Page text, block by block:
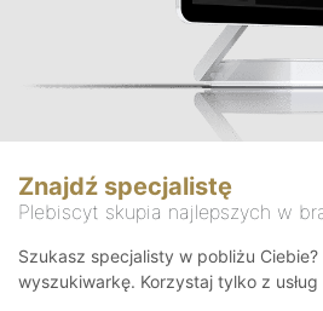
Znajdź specjalistę
Plebiscyt skupia najlepszych w
Szukasz specjalisty w pobliżu
wyszukiwarkę. Korzystaj tylko z